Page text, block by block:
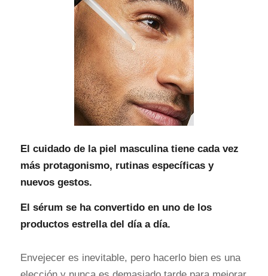
El cuidado de la piel masculina tiene cada vez
más protagonismo, rutinas específicas y
nuevos gestos.
El sérum se ha convertido en uno de los
productos estrella del día a día.
Envejecer es inevitable, pero hacerlo bien es una